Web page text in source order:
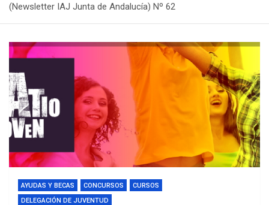
(Newsletter IAJ Junta de Andalucía) Nº 62
AYUDAS Y BECAS CONCURSOS
CURSOS
DELEGACIÓN DE JUVENTUD